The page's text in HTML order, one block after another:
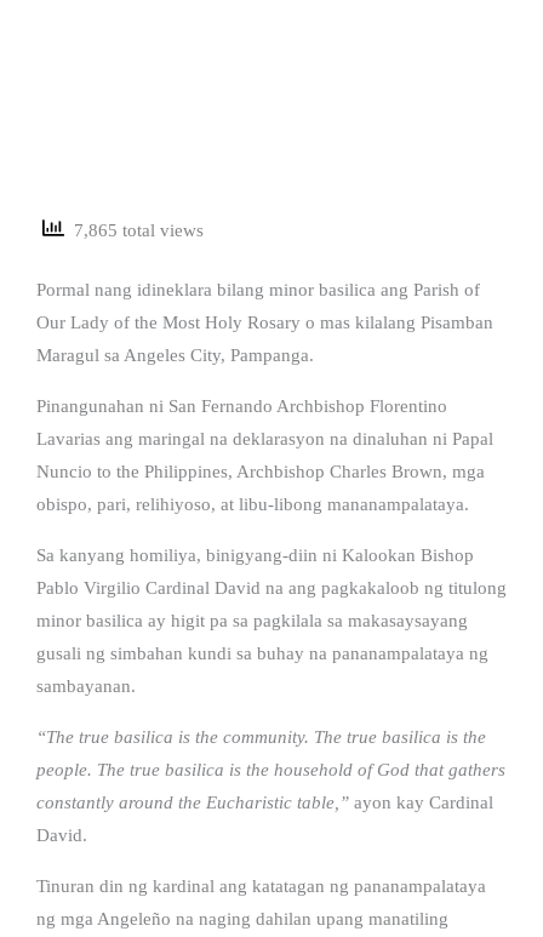
7,865 total views
Pormal nang idineklara bilang minor basilica ang Parish of
Our Lady of the Most Holy Rosary o mas kilalang Pisamban
Maragul sa Angeles City, Pampanga.
Pinangunahan ni San Fernando Archbishop Florentino
Lavarias ang maringal na deklarasyon na dinaluhan ni Papal
Nuncio to the Philippines, Archbishop Charles Brown, mga
obispo, pari, relihiyoso, at libu-libong mananampalataya.
Sa kanyang homiliya, binigyang-diin ni Kalookan Bishop
Pablo Virgilio Cardinal David na ang pagkakaloob ng titulong
minor basilica ay higit pa sa pagkilala sa makasaysayang
gusali ng simbahan kundi sa buhay na pananampalataya ng
sambayanan.
“The true basilica is the community. The true basilica is the
people. The true basilica is the household of God that gathers
constantly around the Eucharistic table,” ayon kay Cardinal
David.
Tinuran din ng kardinal ang katatagan ng pananampalataya
ng mga Angeleño na naging dahilan upang manatiling